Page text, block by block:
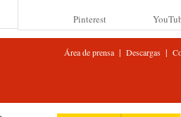
Pinterest
Área de prensa| Descargas|